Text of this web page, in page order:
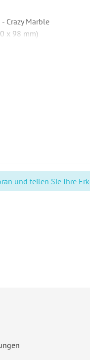
Crazy Marble
x 98 mm)
Wunschname
und teilen Sie Ihre